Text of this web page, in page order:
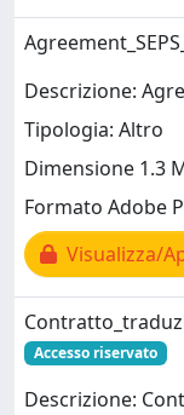
Descrizione:
Tipologia: Altro
Dimensione 1.3
Formato Adobe
Visualizza/
Accesso riservato
Descrizione: